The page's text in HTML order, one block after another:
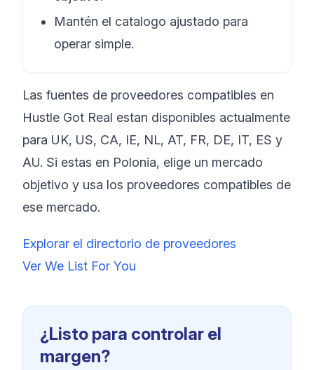
Mantén el catalogo ajustado para
operar simple.
Las fuentes de proveedores compatibles en
Hustle Got Real estan disponibles actualmente
para UK, US, CA, IE, NL, AT, FR, DE, IT, ES y
AU. Si estas en Polonia, elige un mercado
objetivo y usa los proveedores compatibles de
ese mercado.
Explorar el directorio de proveedores
Ver We List For You
¿Listo para controlar el
margen?